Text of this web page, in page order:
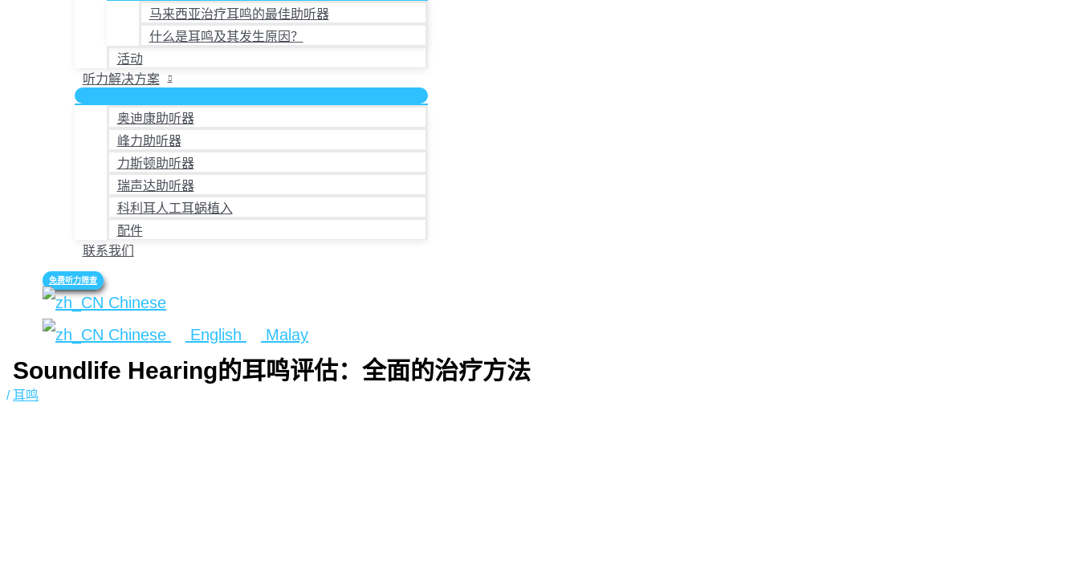
马来西亚治疗耳鸣的最佳助听器
什么是耳鸣及其发生原因？
活动
听力解决方案
奥迪康助听器
峰力助听器
力斯顿助听器
瑞声达助听器
科利耳人工耳蜗植入
配件
联系我们
免费听力筛查
Chinese
Chinese
English Malay
Soundlife Hearing的耳鸣评估：全面的治疗方法
/ 耳鸣